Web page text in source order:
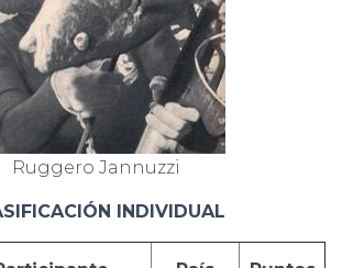
Ruggero Jannuzzi
INDIVIDUAL